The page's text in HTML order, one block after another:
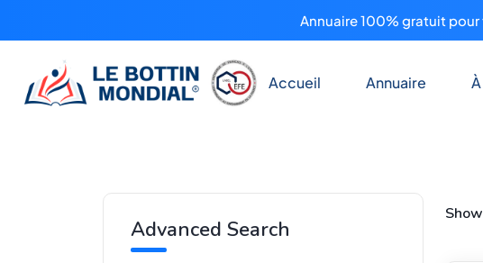
Annuaire 100% gratuit
Accueil Annuaire
Advanced Search